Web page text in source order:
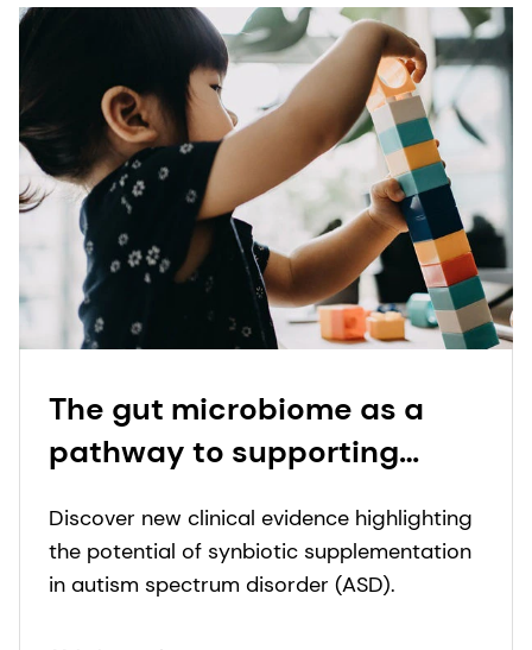
The gut microbiome as a
pathway to supporting
study reveals synbiotics'
dual benefits for digestive
Discover new clinical evidence highlighting
the potential of synbiotic supplementation
in autism spectrum disorder (ASD).